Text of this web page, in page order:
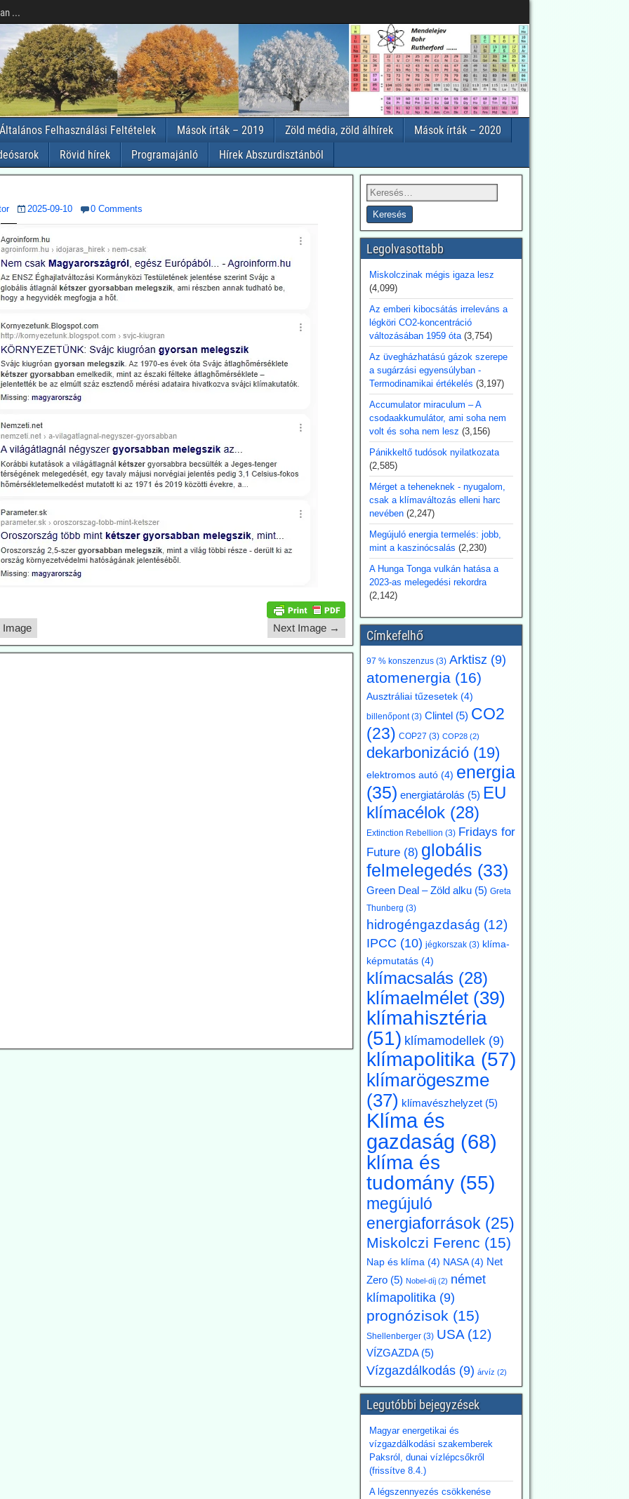
...
Felhasználási Feltételek Mások írták – 2019 Zöld média, zöld álhírek
Mások írták – 2020
Rövid hírek Programajánló Hírek Abszurdisztánból
2025-09-10 0 Comments
Next Image →
Legolvasottabb
Miskolczinak mégis igaza lesz
(4,099)
Az emberi kibocsátás irreleváns a
légköri CO2-koncentráció
változásában 1959 óta (3,754)
Az üvegházhatású gázok szerepe
a sugárzási egyensúlyban -
Termodinamikai értékelés (3,197)
Accumulator miraculum – A
csodaakkumulátor, ami soha nem
volt és soha nem lesz (3,156)
Pánikkeltő tudósok nyilatkozata
(2,585)
Mérget a teheneknek - nyugalom,
csak a klímaváltozás elleni harc
nevében (2,247)
Megújuló energia termelés: jobb,
mint a kaszinócsalás (2,230)
A Hunga Tonga vulkán hatása a
2023-as melegedési rekordra
(2,142)
Címkefelhő
97 % konszenzus(3) Arktisz(9)
atomenergia(16)
Ausztráliai tűzesetek(4)
billenőpont(3) Clintel (5) CO2
(23) COP27 (3) COP28(2)
dekarbonizáció(19)
elektromos autó(4) energia
(35) energiatárolás (5) EU
klímacélok(28)
Extinction Rebellion (3) Fridays for
Future(8) globális
felmelegedés (33)
Green Deal – Zöld alku(5) Greta
Thunberg (3)
hidrogéngazdaság (12)
IPCC (10) jégkorszak(3) klíma-
képmutatás(4)
klímacsalás(28)
klímaelmélet(39)
klímahisztéria
(51) klímamodellek(9)
klímapolitika(57)
klímarögeszme
(37) klímavészhelyzet(5)
Klíma és
gazdaság (68)
klíma és
tudomány(55)
megújuló
energiaforrások (25)
Miskolczi Ferenc (15)
Nap és klíma(4) NASA(4) Net
Zero(5) Nobel-díj(2) német
klímapolitika(9)
prognózisok (15)
Shellenberger(3) USA(12)
VÍZGAZDA(5)
Vízgazdálkodás(9) árvíz (2)
Legutóbbi bejegyzések
Magyar energetikai és
vízgazdálkodási szakemberek
Paksról, dunai vízlépcsőkről
(frissítve 8.4.)
A légszennyezés csökkenése